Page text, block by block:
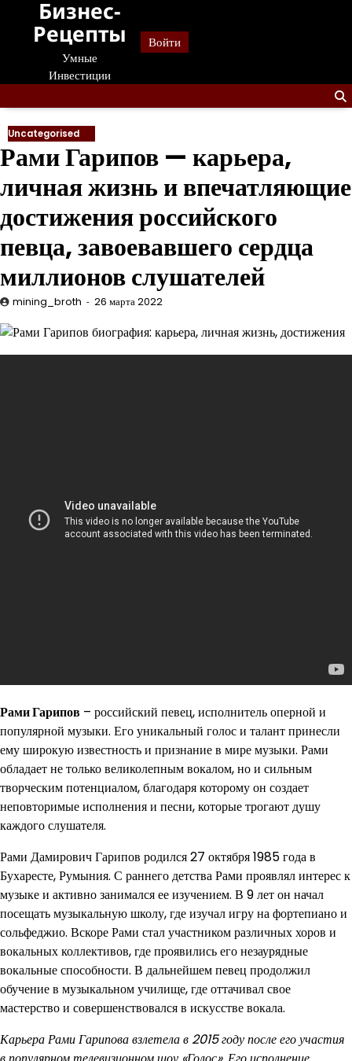
Перейти
содержанию
Бизнес-
Рецепты
Умные
Инвестиции
Войти
Uncategorised
Рами Гарипов — карьера,
личная жизнь и впечатляющие
достижения российского
певца, завоевавшего сердца
миллионов слушателей
mining_broth 26 марта 2022
Рами Гарипов – российский певец, исполнитель оперной и
популярной музыки. Его уникальный голос и талант принесли
ему широкую известность и признание в мире музыки. Рами
обладает не только великолепным вокалом, но и сильным
творческим потенциалом, благодаря которому он создает
неповторимые исполнения и песни, которые трогают душу
каждого слушателя.
Рами Дамирович Гарипов родился 27 октября 1985 года в
Бухаресте, Румыния. С раннего детства Рами проявлял интерес к
музыке и активно занимался ее изучением. В 9 лет он начал
посещать музыкальную школу, где изучал игру на фортепиано и
сольфеджио. Вскоре Рами стал участником различных хоров и
вокальных коллективов, где проявились его незаурядные
вокальные способности. В дальнейшем певец продолжил
обучение в музыкальном училище, где оттачивал свое
мастерство и совершенствовался в искусстве вокала.
Карьера Рами Гарипова взлетела в 2015 году после его участия